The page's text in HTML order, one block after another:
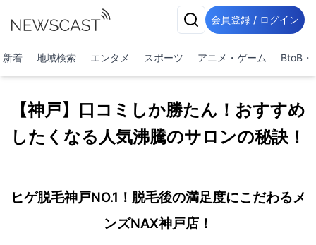
会員登録 / ログイン
新着 地域検索 エンタメ スポーツ アニメ・ゲーム BtoB・
【神戸】口コミしか勝たん！おすすめ
したくなる人気沸騰のサロンの秘訣！
ヒゲ脱毛神戸NO.1！脱毛後の満足度にこだわるメ
ンズNAX神戸店！